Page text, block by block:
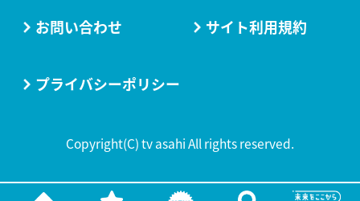
お問い合わせ サイト利用規約
プライバシーポリシー
Copyright(C) tv asahi All rights reserved.